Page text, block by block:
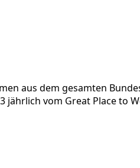
aus dem gesamten
vom Great Place to